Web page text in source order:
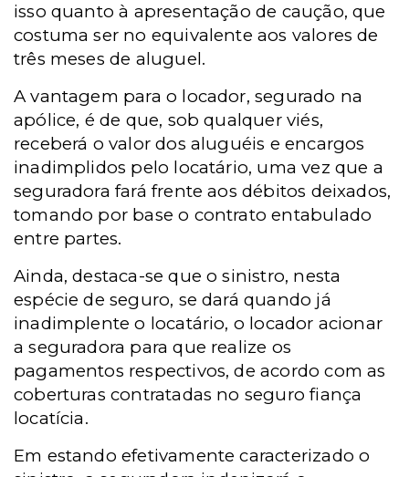
isso quanto à apresentação de caução, que
costuma ser no equivalente aos valores de
três meses de aluguel.
A vantagem para o locador, segurado na
apólice, é de que, sob qualquer viés,
receberá o valor dos aluguéis e encargos
inadimplidos pelo locatário, uma vez que a
seguradora fará frente aos débitos deixados,
tomando por base o contrato entabulado
entre partes.
Ainda, destaca-se que o sinistro, nesta
espécie de seguro, se dará quando já
inadimplente o locatário, o locador acionar
a seguradora para que realize os
pagamentos respectivos, de acordo com as
coberturas contratadas no seguro fiança
locatícia.
Em estando efetivamente caracterizado o